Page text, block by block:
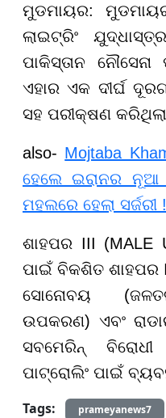
ମୁଡମାୟର:
ଲାଇଟ୍ରିଂ
ପାକିସ୍ତାନ
ଏହାର ଏକ ଦୀର୍ଘ
ସହ ପରୀକ୍ଷଣ
also- Mojtaba
ହେଲେ ଇରାନର
ମହଲରେ ହେଲା ସର୍ଜରୀ !
ଶାହପର III (MALE
ପାଇଁ ବିକଶିତ ଶାହପର
ସୋନୋବୟ
ଉପକରଣ) ଏବଂ
ସବମେରିନ୍
ପାଟ୍ରୋଲିଂ ପାଇଁ
Tags:
prameyanews7